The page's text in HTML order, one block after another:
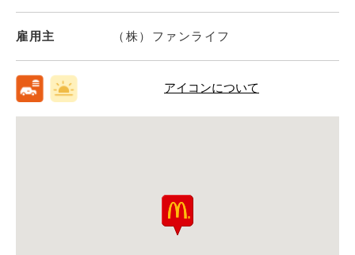
雇用主 （株）ファンライフ
アイコンについて